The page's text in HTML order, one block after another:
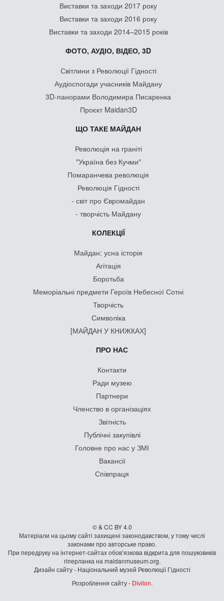
Виставки та заходи 2017 року
Виставки та заходи 2016 року
Виставки та заходи 2014–2015 років
ФОТО, АУДІО, ВІДЕО, 3D
Світлини з Революції Гідності
Аудіоспогади учасників Майдану
3D-панорами Володимира Писаренка
Проєкт Maidan3D
ЩО ТАКЕ МАЙДАН
Революція на граніті
"Україна без Кучми"
Помаранчева революція
Революція Гідності
- світ про Євромайдан
- творчість Майдану
КОЛЕКЦІЇ
Майдан: усна історія
Агітація
Боротьба
Меморіальні предмети Героїв Небесної Сотні
Творчість
Символіка
[МАЙДАН У КНИЖКАХ]
ПРО НАС
Контакти
Ради музею
Партнери
Членство в організаціях
Звітність
Публічні закупівлі
Головне про нас у ЗМІ
Вакансії
Співпраця
© & CC BY 4.0
Матеріали на цьому сайті захищені законодавством, у тому числі
законами про авторське право.
При передруку на iнтернет-сайтах обов’язкова відкрита для пошуковиків
гiперланка на maidanmuseum.org.
Дизайн сайту - Національний музей Революції Гідності
Розроблення сайту - Divilon.